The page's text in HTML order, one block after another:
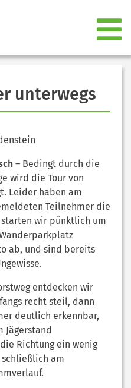
unterwegs
– Bedingt durch die
wird die Tour von
Leider haben am
Teilnehmer die
wir pünktlich um
ab, und sind bereits
entdecken wir
recht steil, dann
deutlich erkennbar,
Jägerstand
Richtung ein wenig
am